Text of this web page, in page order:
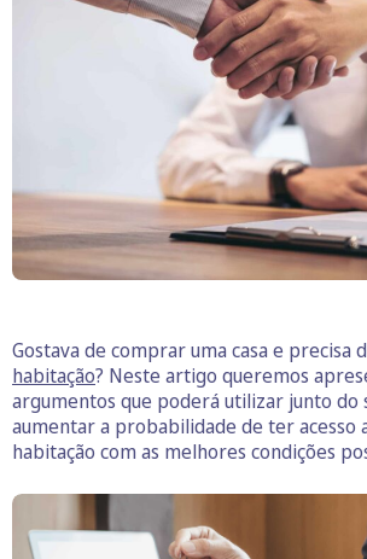
Gostava de comprar uma casa e precisa
habitação? Neste artigo queremos
argumentos que poderá utilizar junto do
aumentar a probabilidade de ter acesso
habitação com as melhores condições